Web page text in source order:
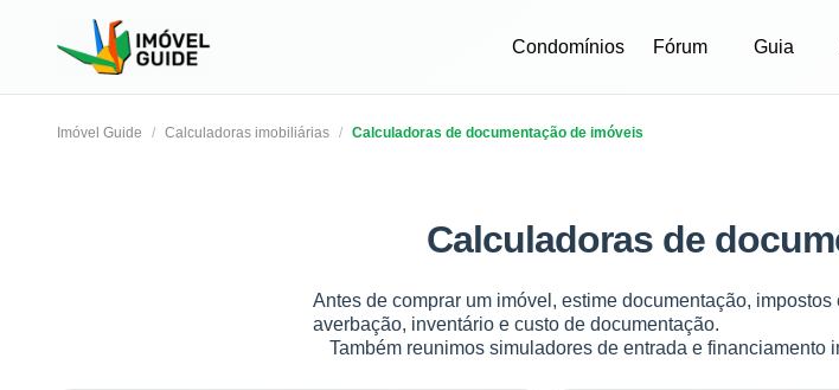
Condomínios Fórum Guia
Imóvel Guide Calculadoras imobiliárias Calculadoras de documentação de imóveis
Calculadoras de
Antes de comprar um imóvel, estime documentação,
averbação, inventário e custo de documentação.
Também reunimos simuladores de entrada e